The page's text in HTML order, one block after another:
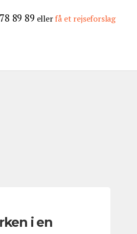
89 89 ellerfå et rejseforslag
i en